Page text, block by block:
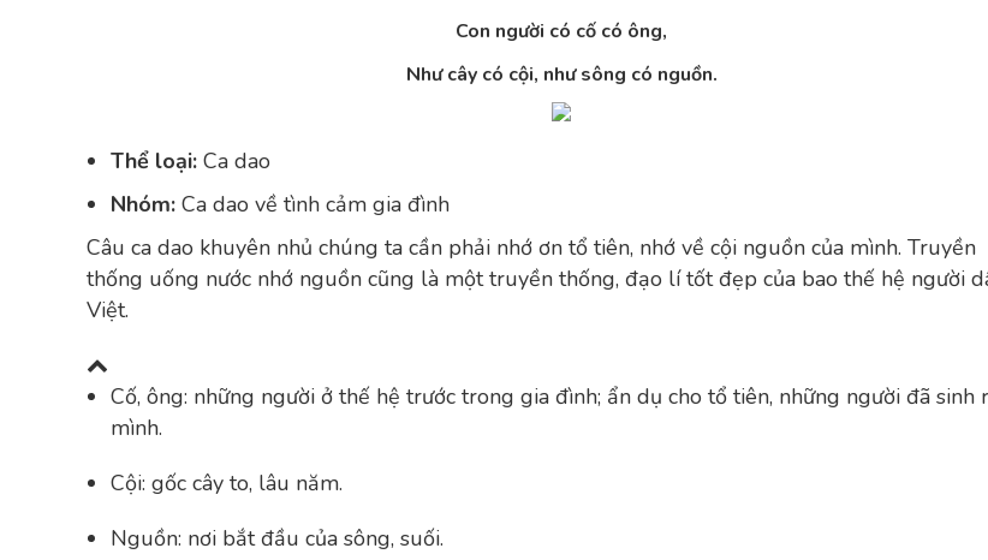
Con người có cố có ông,
Như cây có cội, như sông có nguồn.
Thể loại: Ca dao
Nhóm: Ca dao về tình cảm gia đình
Câu ca dao khuyên nhủ chúng ta cần phải nhớ ơn tổ tiên, nhớ về cội nguồn của mình. Truyền
thống uống nước nhớ nguồn cũng là một truyền thống, đạo lí tốt đẹp của bao thế hệ người
Việt.
Cố, ông: những người ở thế hệ trước trong gia đình; ẩn dụ cho tổ tiên, những người đã sinh
mình.
Cội: gốc cây to, lâu năm.
Nguồn: nơi bắt đầu của sông, suối.